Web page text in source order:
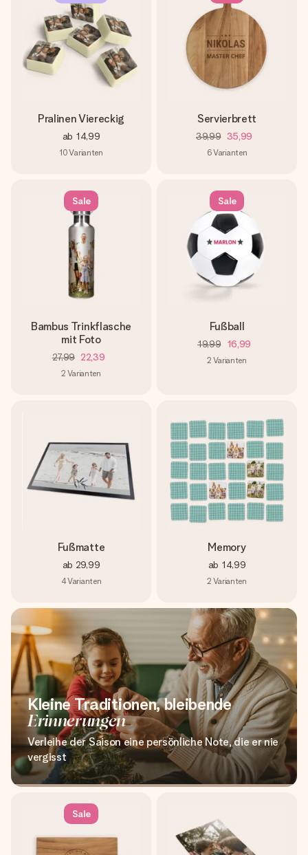
Pralinen Viereckig
ab 14,99
10Varianten
Servierbrett
39,99 35,99
6Varianten
Sale
Bambus Trinkflasche
mit Foto
27,99 22,39
2 Varianten
Sale
Fußball
19,99 16,99
2 Varianten
Fußmatte
ab 29,99
4Varianten
Memory
ab 14,99
2 Varianten
Kleine Traditionen, bleibende
Erinnerungen
Verleihe der Saison eine persönliche Note, die er nie
vergisst
Sale